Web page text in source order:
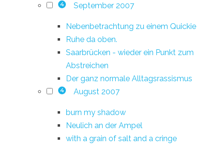
4 September 2007
Nebenbetrachtung zu einem Quickie
Ruhe da oben.
Saarbrücken - wieder ein Punkt zum
Abstreichen
Der ganz normale Alltagsrassismus
4 August 2007
burn my shadow
Neulich an der Ampel
with a grain of salt and a cringe